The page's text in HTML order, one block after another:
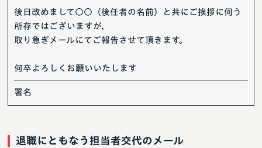
後日改めまして○○（後任者の名前）と共にご挨拶に伺う
所存ではございますが、
取り急ぎメールにてご報告させて頂きます。
何卒よろしくお願いいたします
署名
退職にともなう担当者交代のメール